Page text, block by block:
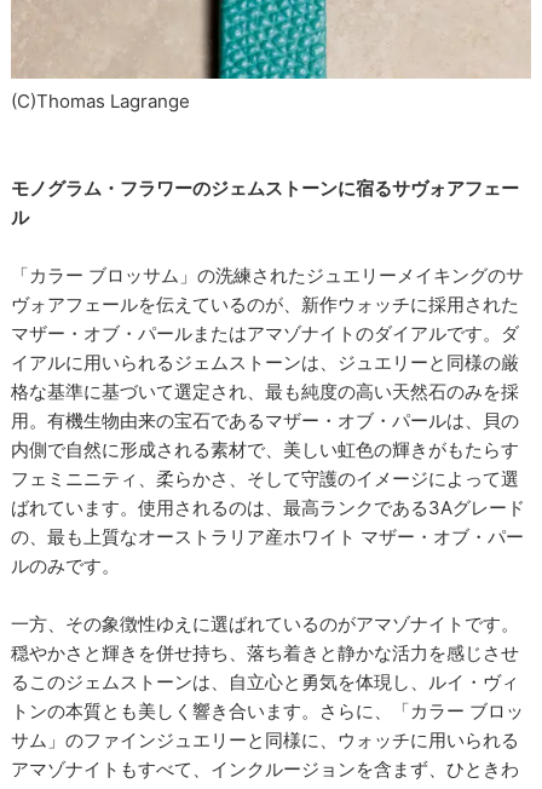
(C)Thomas Lagrange
モノグラム・フラワーのジェムストーンに宿るサヴォアフェー
ル
「カラー ブロッサム」の洗練されたジュエリーメイキングのサ
ヴォアフェールを伝えているのが、新作ウォッチに採用された
マザー・オブ・パールまたはアマゾナイトのダイアルです。ダ
イアルに用いられるジェムストーンは、ジュエリーと同様の厳
格な基準に基づいて選定され、最も純度の高い天然石のみを採
用。有機生物由来の宝石であるマザー・オブ・パールは、貝の
内側で自然に形成される素材で、美しい虹色の輝きがもたらす
フェミニニティ、柔らかさ、そして守護のイメージによって選
ばれています。使用されるのは、最高ランクである3Aグレード
の、最も上質なオーストラリア産ホワイト マザー・オブ・パー
ルのみです。
一方、その象徴性ゆえに選ばれているのがアマゾナイトです。
穏やかさと輝きを併せ持ち、落ち着きと静かな活力を感じさせ
るこのジェムストーンは、自立心と勇気を体現し、ルイ・ヴィ
トンの本質とも美しく響き合います。さらに、「カラー ブロッ
サム」のファインジュエリーと同様に、ウォッチに用いられる
アマゾナイトもすべて、インクルージョンを含まず、ひときわ